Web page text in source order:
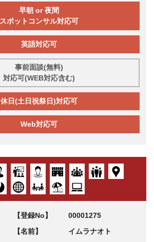
早朝 or 夜間
スポットコンサル対応可
英語対応可
事前面談(無料)
対応可(WEB対応含む)
休日(土日祝祭日)対応可
Web対応可
【登録No】
00001275
【名前】
イムラナオト